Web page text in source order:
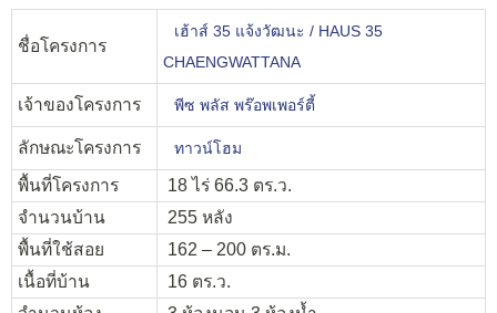
ชื่อโครงการ
เฮ้าส์ 35 แจ้งวัฒนะ / HAUS 35
CHAENGWATTANA
เจ้าของโครงการ พีซ พลัส พร๊อพเพอร์ตี้
ลักษณะโครงการ ทาวน์โฮม
พื้นที่โครงการ
18 ไร่ 66.3 ตร.ว.
จำนวนบ้าน
255 หลัง
พื้นที่ใช้สอย
162 – 200 ตร.ม.
เนื้อที่บ้าน
16 ตร.ว.